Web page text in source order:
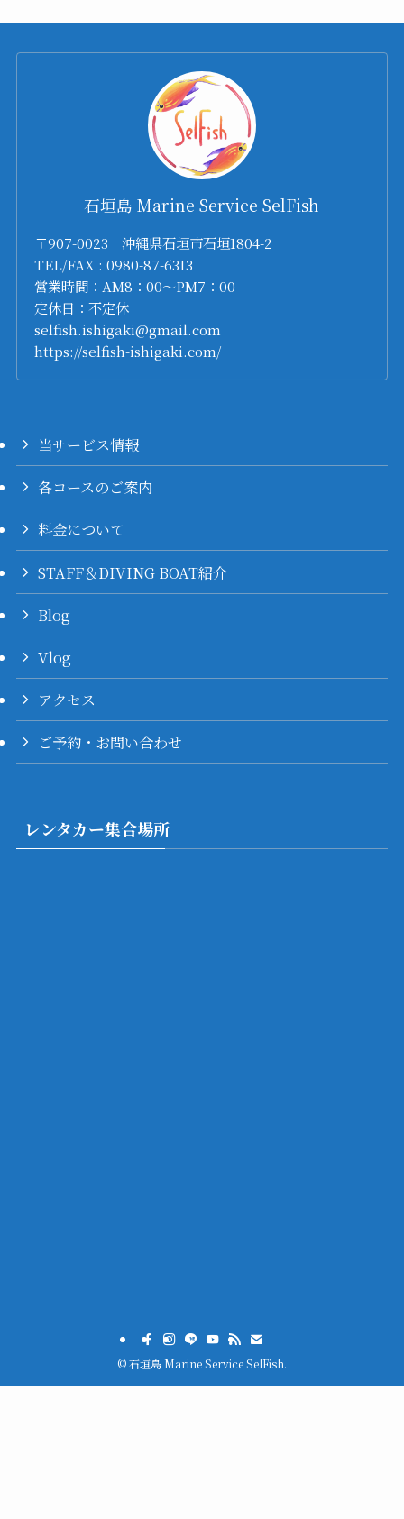
石垣島 Marine Service SelFish
〒907-0023 沖縄県石垣市石垣1804-2
TEL/FAX : 0980-87-6313
営業時間：AM8：00～PM7：00
定休日：不定休
selfish.ishigaki@gmail.com
https://selfish-ishigaki.com/
当サービス情報
各コースのご案内
料金について
STAFF＆DIVING BOAT紹介
Blog
Vlog
アクセス
ご予約・お問い合わせ
レンタカー集合場所
©石垣島 Marine Service SelFish.